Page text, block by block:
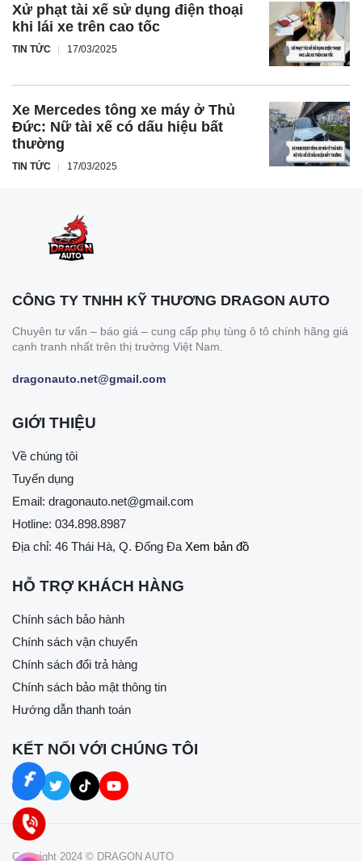
Xử phạt tài xế sử dụng điện thoại
khi lái xe trên cao tốc
TIN TỨC 17/03/2025
Xe Mercedes tông xe máy ở Thủ
Đức: Nữ tài xế có dấu hiệu bất
thường
TIN TỨC 17/03/2025
CÔNG TY TNHH KỸ THƯƠNG DRAGON AUTO
Chuyên tư vấn – báo giá – cung cấp phụ tùng ô tô chính hãng giá
cạnh tranh nhất trên thị trường Việt Nam.
dragonauto.net@gmail.com
GIỚI THIỆU
Về chúng tôi
Tuyển dụng
Email: dragonauto.net@gmail.com
Hotline: 034.898.8987
Địa chỉ: 46 Thái Hà, Q. Đống Đa Xem bản đồ
HỖ TRỢ KHÁCH HÀNG
Chính sách bảo hành
Chính sách vận chuyển
Chính sách đổi trả hàng
Chính sách bảo mật thông tin
Hướng dẫn thanh toán
KẾT NỐI VỚI CHÚNG TÔI
Copyright 2024 © DRAGON AUTO